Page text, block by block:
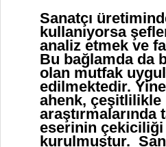
Sanatçı
kullanıyorsa
analiz etmek ve
Bu bağlamda da
olan mutfak
edilmektedir.
ahenk, çeşitlilikle
eserinin
kurulmuştur.